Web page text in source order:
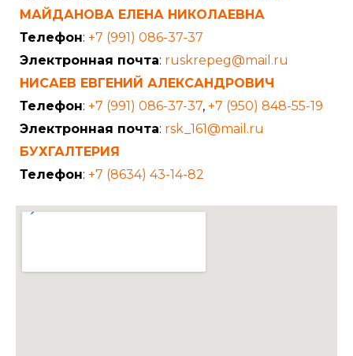
МАЙДАНОВА ЕЛЕНА НИКОЛАЕВНА
Телефон: +7 (991) 086-37-37
Электронная почта: ruskrepeg@mail.ru
НИСАЕВ ЕВГЕНИЙ АЛЕКСАНДРОВИЧ
Телефон: +7 (991) 086-37-37, +7 (950) 848-55-19
Электронная почта: rsk_161@mail.ru
БУХГАЛТЕРИЯ
Телефон: +7 (8634) 43-14-82